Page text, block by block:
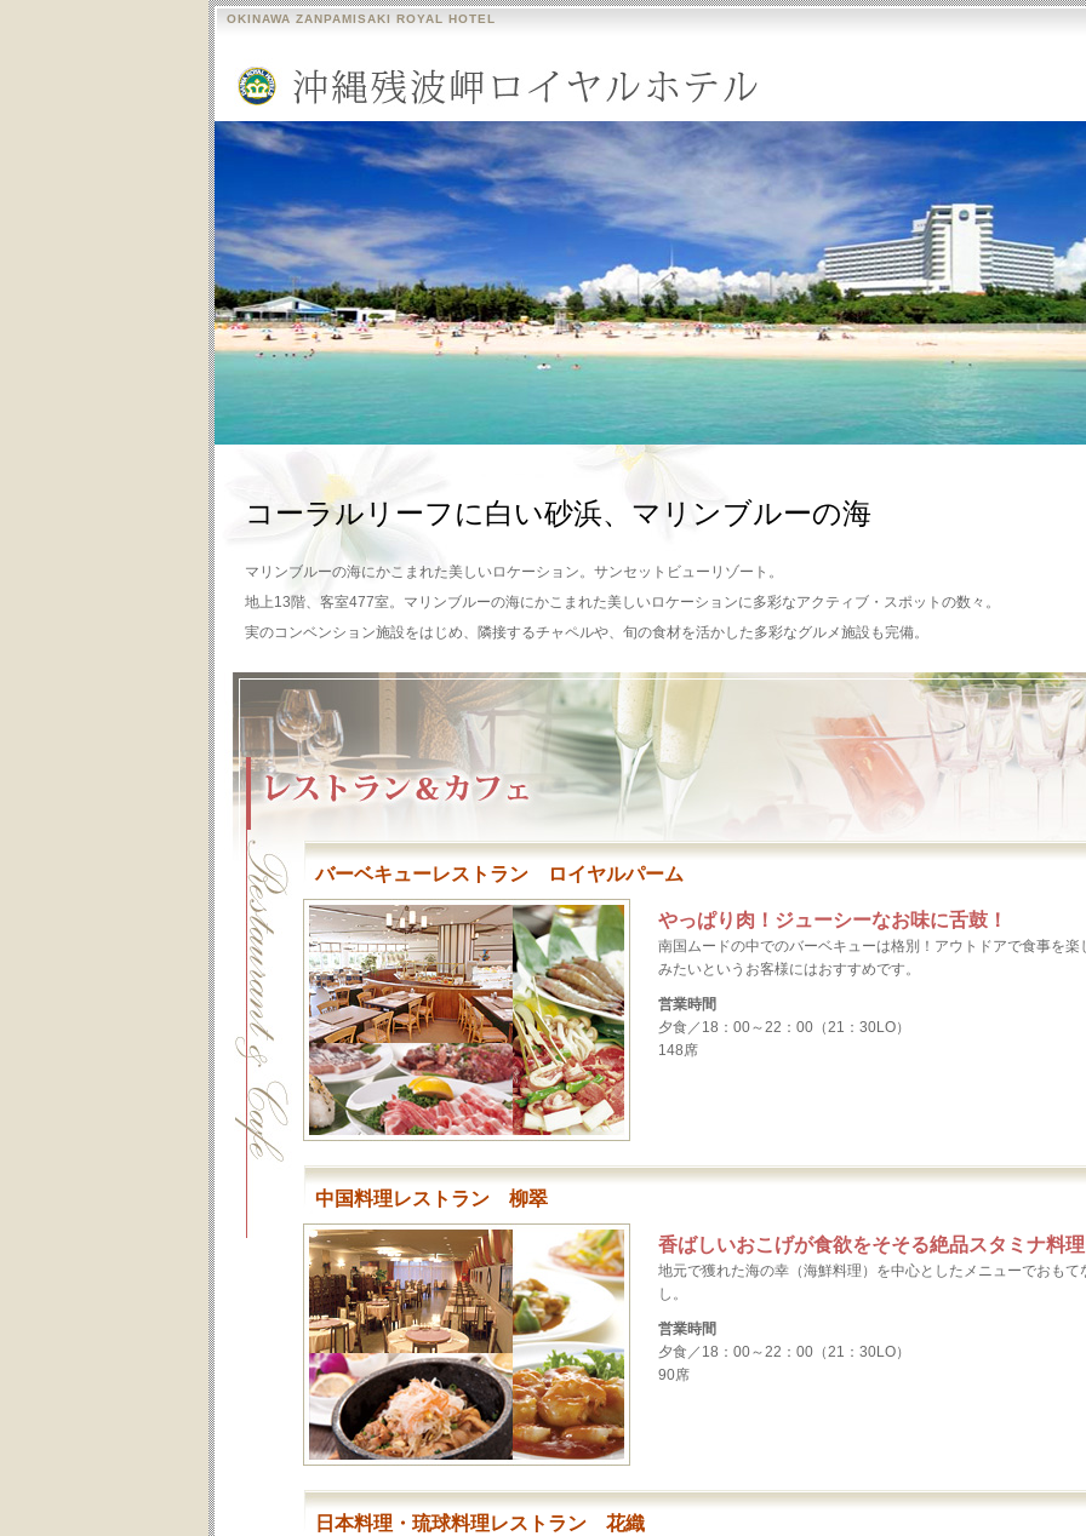
OKINAWA ZANPAMISAKI ROYAL HOTEL
コーラルリーフに白い砂浜、マリンブルーの海
マリンブルーの海にかこまれた美しいロケーション。サンセットビューリゾート。
地上13階、客室477室。マリンブルーの海にかこまれた美しいロケーションに多彩なアクティブ・スポットの数々。
実のコンベンション施設をはじめ、隣接するチャペルや、旬の食材を活かした多彩なグルメ施設も完備。
バーベキューレストラン ロイヤルパーム
やっぱり肉！ジューシーなお味に舌鼓！
南国ムードの中でのバーベキューは格別！アウトドアで食事を楽
みたいというお客様にはおすすめです。
営業時間
夕食／18：00～22：00（21：30LO）
148席
中国料理レストラン 柳翠
香ばしいおこげが食欲をそそる絶品スタミナ料理
地元で獲れた海の幸（海鮮料理）を中心としたメニューでおもて
し。
営業時間
夕食／18：00～22：00（21：30LO）
90席
日本料理・琉球料理レストラン 花織